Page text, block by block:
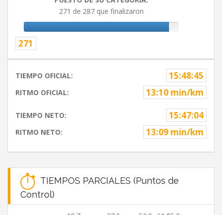
271 de 287 que finalizaron
271
TIEMPO OFICIAL: 15:48:45
RITMO OFICIAL: 13:10 min/km
TIEMPO NETO: 15:47:04
RITMO NETO: 13:09 min/km
TIEMPOS PARCIALES (Puntos de
Control)